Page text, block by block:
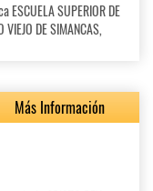
SUPERIOR DE
VIEJO DE SIMANCAS,
Más Información